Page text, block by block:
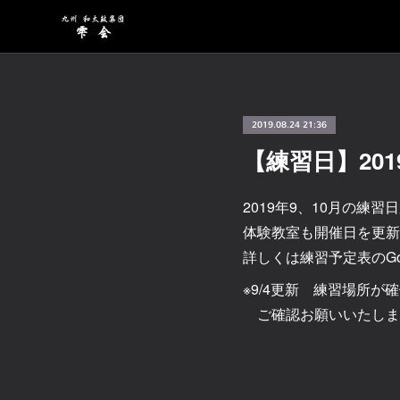
2019.08.24 21:36
【練習日】
2019年9、10月の練習
体験教室も開催日を更新
詳しくは練習予定表の
※9/4更新 練習場所が確
ご確認お願いいたしま